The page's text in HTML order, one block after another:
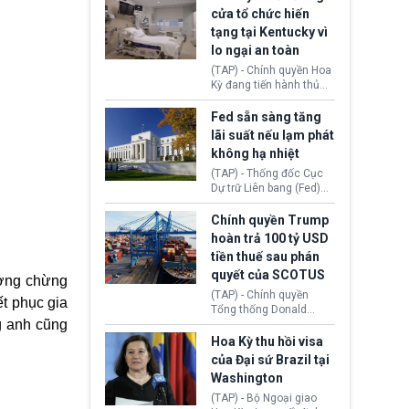
chừng
phục gia
anh cũng
nhằm duy trì hoạt động
Chủ tịch Gianni Infantino
tiếp tục đối mặt cáo
buộc dùng sức ép tài
chính để đổi lấy sự ủng
chính trị từ Liên đoàn
Bóng đá Jordan. Trước
áp lực dồn dập, FIFA phải
tổ chức cuộc họp khẩn ở
Morocco.
cửa tổ chức hiến
tạng tại Kentucky vì
lo ngại an toàn
(TAP) - Chính quyền Hoa
Kỳ đang tiến hành thủ
tục thu hồi chứng nhận
hoạt động của tổ chức
hiến tạng Network for
Hope (bang Kentucky).
Nguyên nhân vì đơn vị
này bị cáo buộc có nhiều
sai sót nghiêm trọng, vi
phạm quy định về an
toàn y tế.
Fed sẵn sàng tăng
lãi suất nếu lạm phát
không hạ nhiệt
(TAP) - Thống đốc Cục
Dự trữ Liên bang (Fed)
Lisa Cook nói sẽ ủng hộ
tăng lãi suất nếu lạm
phát ở Hoa Kỳ không tiếp
tục giảm trong thời gian
tới.
Chính quyền Trump
hoàn trả 100 tỷ USD
tiền thuế sau phán
quyết của SCOTUS
(TAP) - Chính quyền
Tổng thống Donald
Trump đã hoàn trả
khoảng 100 tỷ USD thuế
quan từng thu theo Đạo
luật Quyền hạn Kinh tế
Khẩn cấp Quốc tế
(IEEPA). Động thái này
Hoa Kỳ thu hồi visa
của Đại sứ Brazil tại
Washington
(TAP) - Bộ Ngoại giao